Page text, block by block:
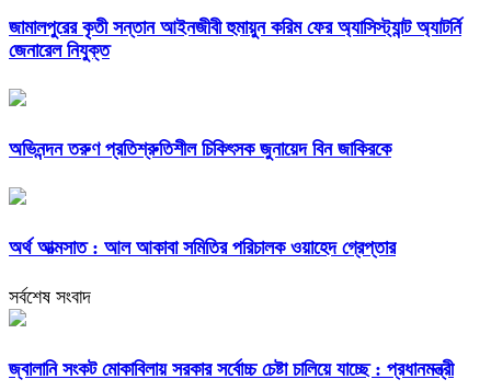
জামালপুরের কৃতী সন্তান আইনজীবী হুমায়ুন করিম ফের অ্যাসিস্ট্যান্ট অ্যাটর্নি
জেনারেল নিযুক্ত
অভিনন্দন তরুণ প্রতিশ্রুতিশীল চিকিৎসক জুনায়েদ বিন জাকিরকে
অর্থ আত্মসাত : আল আকাবা সমিতির পরিচালক ওয়াহেদ গ্রেপ্তার
সর্বশেষ সংবাদ
জ্বালানি সংকট মোকাবিলায় সরকার সর্বোচ্চ চেষ্টা চালিয়ে যাচ্ছে : প্রধানমন্ত্রী